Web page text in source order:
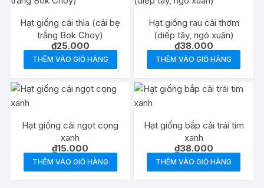
Hạt giống cải thìa (cải bẹ
trắng Bok Choy)
₫25.000
THÊM VÀO GIỎ HÀNG
Hạt giống rau cải thơm
(diếp tây, ngó xuân)
₫38.000
THÊM VÀO GIỎ HÀNG
Hạt giống cải ngọt cọng
xanh
₫15.000
THÊM VÀO GIỎ HÀNG
Hạt giống bắp cải trái tim
xanh
₫38.000
THÊM VÀO GIỎ HÀNG